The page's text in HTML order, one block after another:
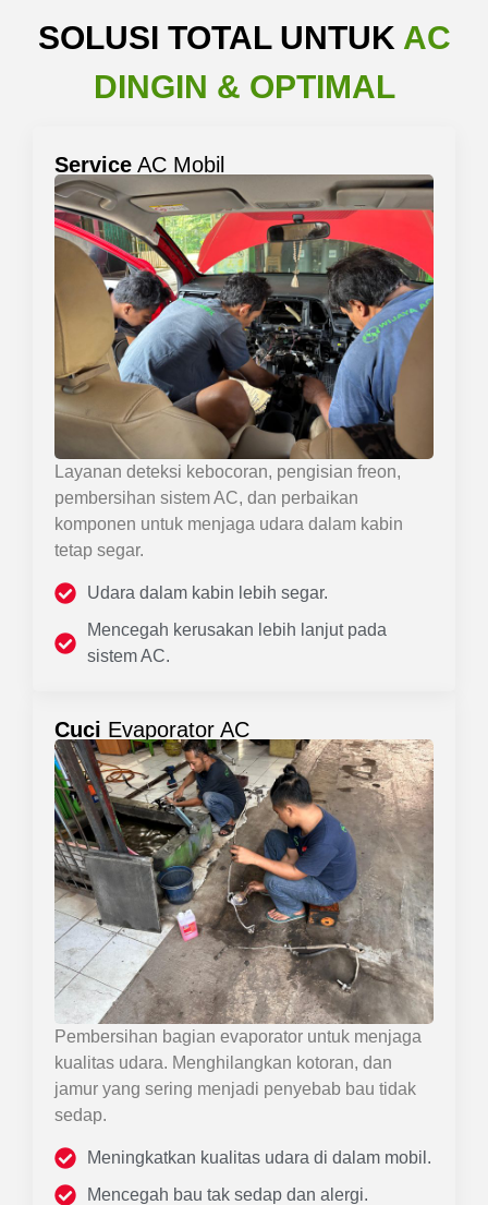
SOLUSI TOTAL UNTUK AC
DINGIN & OPTIMAL
Service AC Mobil
Layanan deteksi kebocoran, pengisian freon,
pembersihan sistem AC, dan perbaikan
komponen untuk menjaga udara dalam kabin
tetap segar.
Udara dalam kabin lebih segar.
Mencegah kerusakan lebih lanjut pada
sistem AC.
Cuci Evaporator AC
Pembersihan bagian evaporator untuk menjaga
kualitas udara. Menghilangkan kotoran, dan
jamur yang sering menjadi penyebab bau tidak
sedap.
Meningkatkan kualitas udara di dalam mobil.
Mencegah bau tak sedap dan alergi.